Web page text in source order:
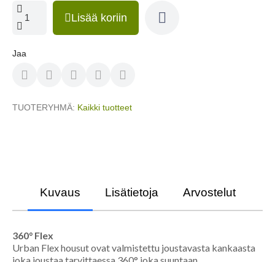
Lisää koriin
Jaa
TUOTERYHMÄ Kaikki tuotteet
Kuvaus Lisätietoja Arvostelut
360° Flex
Urban Flex housut ovat valmistettu joustavasta kankaasta